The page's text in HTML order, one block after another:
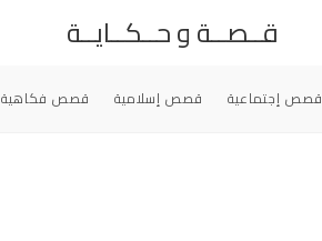
قــصــة و حــكــايــة
قصص إجتماعية قصص إسلامية قصص فكاهية